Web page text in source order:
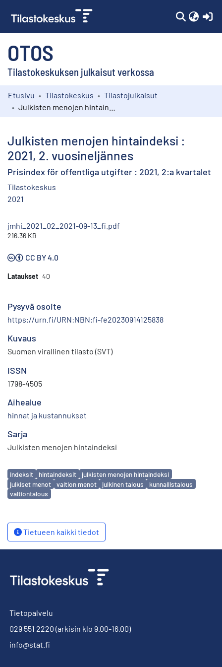
OTOS
Tilastokeskuksen julkaisut verkossa
Kokoelmat
Etusivu Tilastokeskus
Tilastojulkaisut
Julkisten menojen hintaindeksi :
2021, 2. vuosineljännes
Prisindex för offentliga utgifter : 2021, 2:a kvartalet
Tilastokeskus
2021
jmhi_2021_02_2021-09-13_fi.pdf
216.36 KB
CC BY 4.0
Lataukset 40
Pysyvä osoite
https://urn.fi/URN:NBN:fi-fe20230914125838
Kuvaus
Suomen virallinen tilasto (SVT)
ISSN
1798-4505
Aihealue
hinnat ja kustannukset
Sarja
Julkisten menojen hintaindeksi
Avainsanat
indeksit hintaindeksit
julkisten menojen hintaindeksi
julkiset menot
valtion menot julkinen talous
kunnallistalous
valtiontalous
Tietueen kaikki tiedot
Tietopalvelu
029 551 2220 (arkisin klo 9.00-16.00)
info@stat.fi